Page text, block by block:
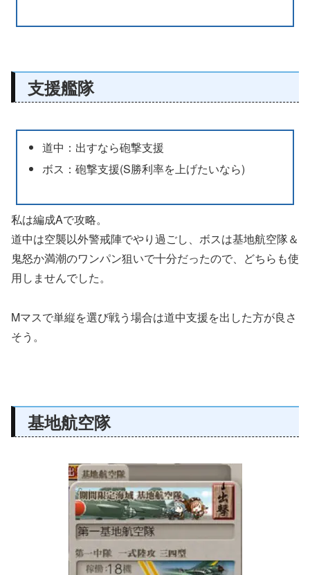
支援艦隊
道中：出すなら砲撃支援
ボス：砲撃支援(S勝利率を上げたいなら)
私は編成Aで攻略。
道中は空襲以外警戒陣でやり過ごし、ボスは基地航空隊＆
鬼怒か満潮のワンパン狙いで十分だったので、どちらも使
用しませんでした。
Mマスで単縦を選び戦う場合は道中支援を出した方が良さ
そう。
基地航空隊